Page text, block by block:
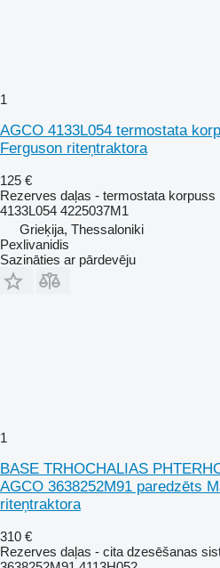
1
AGCO 4133L054 termostata
Ferguson riteņtraktora
125 €
Rezerves daļas - termostata korpuss
4133L054 4225037M1
Grieķija, Thessaloniki
Pexlivanidis
Sazināties ar pārdevēju
1
BASE TRHOCHALIAS
AGCO 3638252M91 paredzēts
riteņtraktora
310 €
Rezerves daļas - cita dzesēšanas